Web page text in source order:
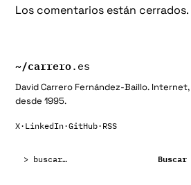
Los comentarios están cerrados.
~/carrero.es
David Carrero Fernández-Baillo.
desde 1995.
X· LinkedIn·GitHub· RSS
Buscar